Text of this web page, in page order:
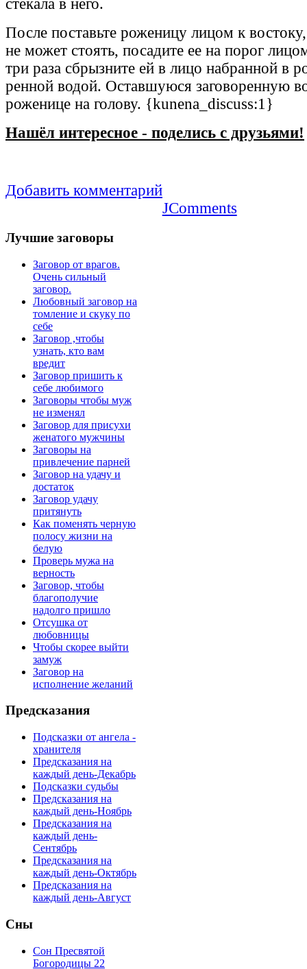
стекала в него.
После поставьте роженицу лицом к
не может стоять, посадите ее на порог
три раза сбрызните ей в лицо набранной в
ренной водой. Оставшуюся заговоренную
роженице на голову. {kunena_discuss:1}
Нашёл интересное - поделись с друзьями!
Добавить комментарий
JComments
Лучшие заговоры
Заговор от врагов.
Очень сильный
заговор.
Любовный заговор на
томление и скуку по
себе
Заговор ,чтобы
узнать, кто вам
вредит
Заговор пришить к
себе любимого
Заговоры чтобы муж
не изменял
Заговор для присухи
женатого мужчины
Заговоры на
привлечение парней
Заговор на удачу и
достаток
Заговор удачу
притянуть
Как поменять черную
полосу жизни на
белую
Проверь мужа на
верность
Заговор, чтобы
благополучие
надолго пришло
Отсушка от
любовницы
Чтобы скорее выйти
замуж
Заговор на
исполнение желаний
Предсказания
Подсказки от ангела -
хранителя
Предсказания на
каждый день-Декабрь
Подсказки судьбы
Предсказания на
каждый день-Ноябрь
Предсказания на
каждый день-
Сентябрь
Предсказания на
каждый день-Октябрь
Предсказания на
каждый день-Август
Сны
Сон Пресвятой
Богородицы 22